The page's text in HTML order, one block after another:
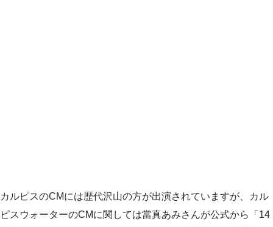
カルピスのCMには歴代沢山の方が出演されていますが、カル
ピスウォーターのCMに関しては當真あみさんが公式から「14